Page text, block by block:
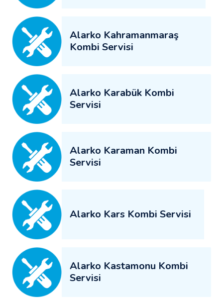
Alarko Kahramanmaraş
Kombi Servisi
Alarko Karabük Kombi
Servisi
Alarko Karaman Kombi
Servisi
Alarko Kars Kombi Servisi
Alarko Kastamonu Kombi
Servisi